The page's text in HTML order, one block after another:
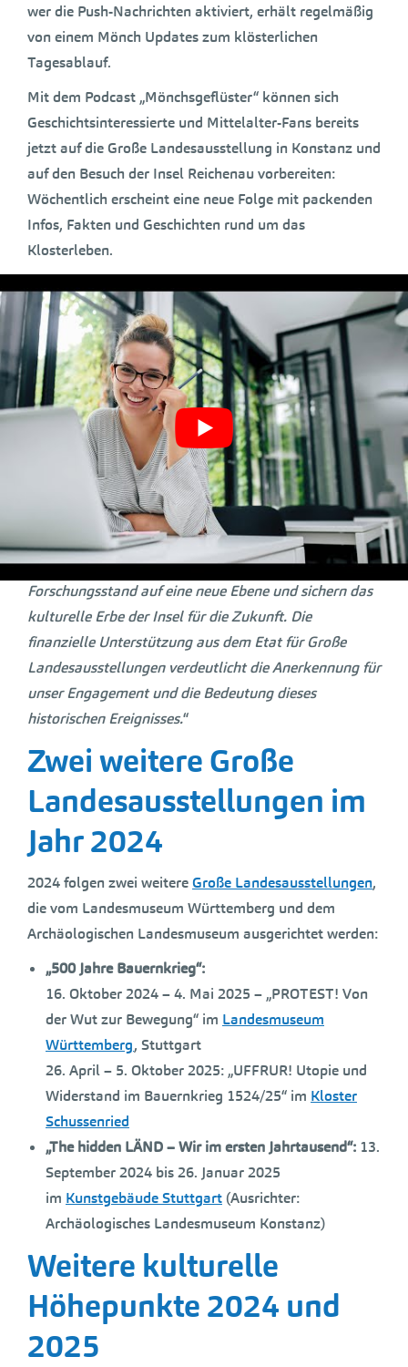
wer die Push-Nachrichten aktiviert, erhält regelmäßig
von einem Mönch Updates zum klösterlichen
Tagesablauf.
Mit dem Podcast „Mönchsgeflüster“ können sich
Geschichtsinteressierte und Mittelalter-Fans bereits
jetzt auf die Große Landesausstellung in Konstanz und
auf den Besuch der Insel Reichenau vorbereiten:
Wöchentlich erscheint eine neue Folge mit packenden
Infos, Fakten und Geschichten rund um das
Klosterleben.
Reichenau das Wissen der damaligen Welt vernetzte,
stehen auch wir heute mit zahlreichen Institutionen im
engen fachlichen Austausch: Das Badische
Landesmuseum kooperiert mit
demGenerallandesarchiv, derBadischen
Landesbibliothek
und demArchäologischen
Landesmuseum Baden-Württemberg. Darüber hinaus
sind zahlreiche Leihgeber und die Universitäten von
Konstanz, Freiburg, Heidelberg und Tübingen im
Rahmen des wissenschaftlichen Beirats eng
eingebunden. Gemeinsam heben wir den aktuellen
Forschungsstand auf eine neue Ebene und sichern das
kulturelle Erbe der Insel für die Zukunft. Die
finanzielle Unterstützung aus dem Etat für Große
Landesausstellungen verdeutlicht die Anerkennung für
unser Engagement und die Bedeutung dieses
historischen Ereignisses.“
Zwei weitere Große
Landesausstellungen im
Jahr 2024
2024 folgen zwei weitereGroße Landesausstellungen,
die vom Landesmuseum Württemberg und dem
Archäologischen Landesmuseum ausgerichtet werden:
„500 Jahre Bauernkrieg“:
16. Oktober 2024 – 4. Mai 2025 – „PROTEST! Von
der Wut zur Bewegung“ im Landesmuseum
Württemberg, Stuttgart
26. April – 5. Oktober 2025: „UFFRUR! Utopie und
Widerstand im Bauernkrieg 1524/25“ im Kloster
Schussenried
„The hidden LÄND – Wir im ersten Jahrtausend“: 13.
September 2024 bis 26. Januar 2025
im Kunstgebäude Stuttgart (Ausrichter:
Archäologisches Landesmuseum Konstanz)
Weitere kulturelle
Höhepunkte 2024 und
2025